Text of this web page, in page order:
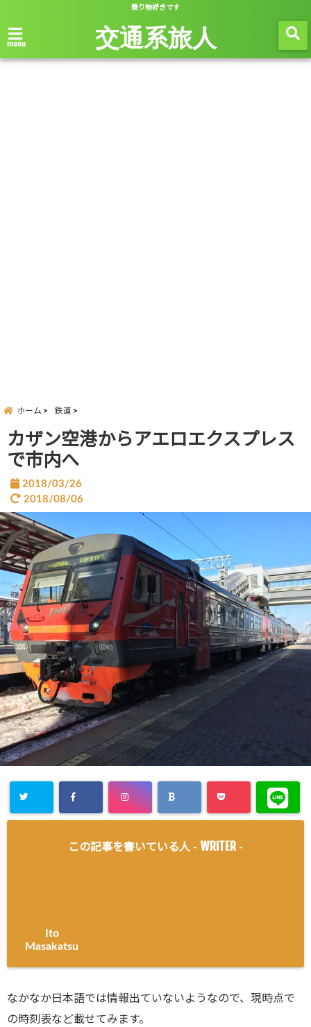
乗り物好きです
menu 交通系旅人
ホーム 鉄道
カザン空港からアエロエクスプレス
で市内へ
2018/03/26
2018/08/06
この記事を書いている人 - WRITER -
Ito
Masakatsu
なかなか日本語では情報出ていないようなので、現時点で
の時刻表など載せてみます。